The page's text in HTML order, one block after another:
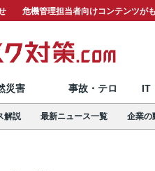
危機管理担当者向けコンテンツが
災害 事故・テロ IT
解説 最新ニュース一覧 企業の